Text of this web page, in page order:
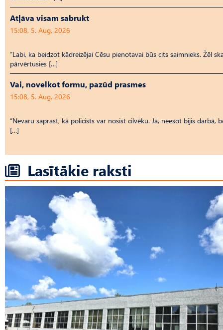
Atļāva visam sabrukt
15:08, 5. Aug, 2026
“Labi, ka beidzot kādreizējai Cēsu pienotavai būs cits saimnieks. Žēl
pārvērtusies […]
Vai, novelkot formu, pazūd prasmes
15:08, 5. Aug, 2026
“Nevaru saprast, kā policists var nosist cilvēku. Jā, neesot bijis darbā,
[…]
Lasītākie raksti